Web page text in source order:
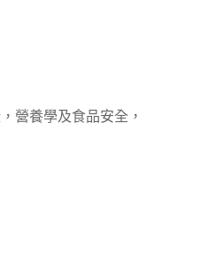
營養學及食品安全，